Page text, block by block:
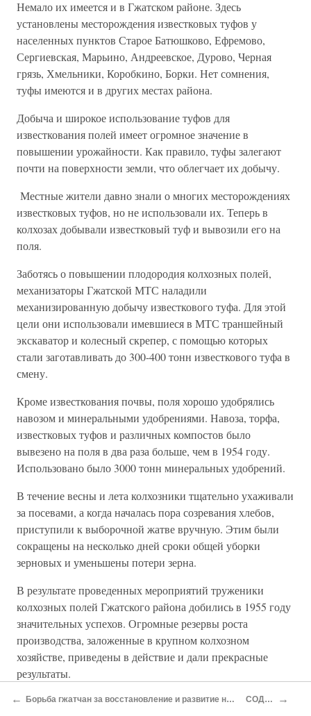
Немало их имеется и в Гжатском районе. Здесь
установлены месторождения известковых туфов у
населенных пунктов Старое Батюшково, Ефремово,
Сергиевская, Марьино, Андреевское, Дурово, Черная
грязь, Хмельники, Коробкино, Борки. Нет сомнения,
туфы имеются и в других местах района.
Добыча и широкое использование туфов для
известкования полей имеет огромное значение в
повышении урожайности. Как правило, туфы залегают
почти на поверхности земли, что облегчает их добычу.
Местные жители давно знали о многих месторождениях
известковых туфов, но не использовали их. Теперь в
колхозах добывали известковый туф и вывозили его на
поля.
Заботясь о повышении плодородия колхозных полей,
механизаторы Гжатской МТС наладили
механизированную добычу известкового туфа. Для этой
цели они использовали имевшиеся в МТС траншейный
экскаватор и колесный скрепер, с помощью которых
стали заготавливать до 300-400 тонн известкового туфа в
смену.
Кроме известкования почвы, поля хорошо удобрялись
навозом и минеральными удобрениями. Навоза, торфа,
известковых туфов и различных компостов было
вывезено на поля в два раза больше, чем в 1954 году.
Использовано было 3000 тонн минеральных удобрений.
В течение весны и лета колхозники тщательно ухаживали
за посевами, а когда началась пора созревания хлебов,
приступили к выборочной жатве вручную. Этим были
сокращены на несколько дней сроки общей уборки
зерновых и уменьшены потери зерна.
В результате проведенных мероприятий труженики
колхозных полей Гжатского района добились в 1955 году
значительных успехов. Огромные резервы роста
производства, заложенные в крупном колхозном
хозяйстве, приведены в действие и дали прекрасные
результаты.
Решение районного собрания колхозного актива,
← Борьба гжатчан за восстановление и развитие народного хозяйства и культуры в первые послевоенные годы СОДЕРЖАНИЕ →